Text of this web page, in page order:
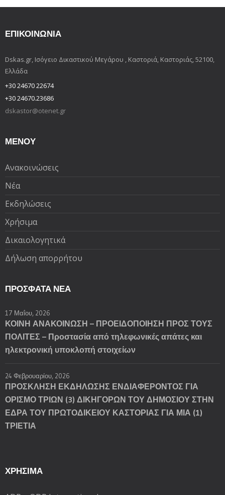
ΕΠΙΚΟΙΝΩΝΊΑ
Dskas.gr, Ισόγειο Δικαστικού Μεγάρου , Καστοριά, Καστοριάς, 52100,
Ελλάδα
+30 24670 22674
+30 24670.23686
dskastor@otenet.gr
ΜΕΝΟΥ
Ανακοινώσεις
Νέα
Εκδηλώσεις
Χρήσιμα
Δικαιολογητικά
Δήλωση απορρήτου
ΠΡΌΣΦΑΤΑ ΝΈΑ
17 Μαΐου, 2026
ΚΟΙΝΗ ΑΝΑΚΟΙΝΩΣΗ – ΠΡΟΕΙΔΟΠΟΙΗΣΗ ΠΡΟΣ ΤΟΥΣ
ΠΟΛΙΤΕΣ – Προστασία από τηλεφωνικές απάτες και
ηλεκτρονική υποκλοπή στοιχείων
24 Φεβρουαρίου, 2026
ΠΡΟΣΚΛΗΣΗ ΕΚΔΗΛΩΣΗΣ ΕΝΔΙΑΦΕΡΟΝΤΟΣ ΓΙΑ
ΟΡΙΣΜΟ ΤΡΙΩΝ (3) ΔΙΚΗΓΟΡΩΝ ΤΟΥ ΔΗΜΟΣΙΟΥ ΣΤΗΝ
ΕΔΡΑ ΤΟΥ ΠΡΩΤΟΔΙΚΕΙΟΥ ΚΑΣΤΟΡΙΑΣ ΓΙΑ ΜΙΑ (1)
ΤΡΙΕΤΙΑ
ΧΡΗΣΙΜΑ